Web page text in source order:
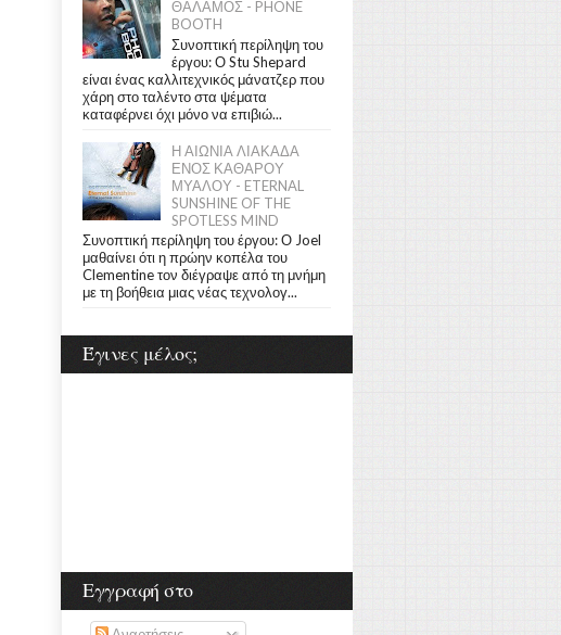
ΘΑΛΑΜΟΣ - PHONE
BOOTH
Συνοπτική περίληψη του
έργου: Ο Stu Shepard
είναι ένας καλλιτεχνικός μάνατζερ που
χάρη στο ταλέντο στα ψέματα
καταφέρνει όχι μόνο να επιβιώ...
Η ΑΙΩΝΙΑ ΛΙΑΚΑΔΑ
ΕΝΟΣ ΚΑΘΑΡΟΥ
ΜΥΑΛΟΥ - ETERNAL
SUNSHINE OF THE
SPOTLESS MIND
Συνοπτική περίληψη του έργου: Ο Joel
μαθαίνει ότι η πρώην κοπέλα του
Clementine τον διέγραψε από τη μνήμη
με τη βοήθεια μιας νέας τεχνολογ...
Έγινες μέλος;
Εγγραφή στο